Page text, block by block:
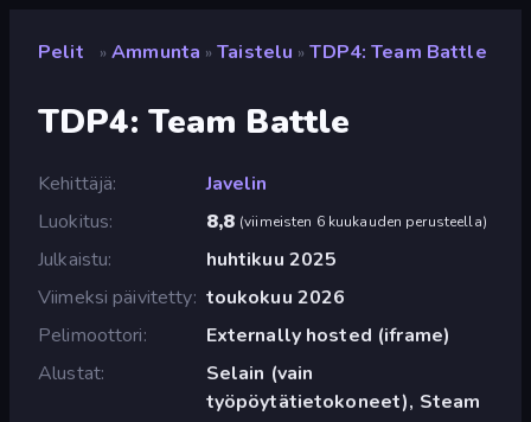
Pelit » Ammunta » Taistelu » TDP4: Team Battle
TDP4: Team Battle
Kehittäjä
Javelin
Luokitus
8,8 (viimeisten 6 kuukauden perusteella)
Julkaistu
huhtikuu 2025
Viimeksi päivitetty toukokuu 2026
Pelimoottori
Externally hosted (iframe)
Alustat
Selain (vain
työpöytätietokoneet), Steam